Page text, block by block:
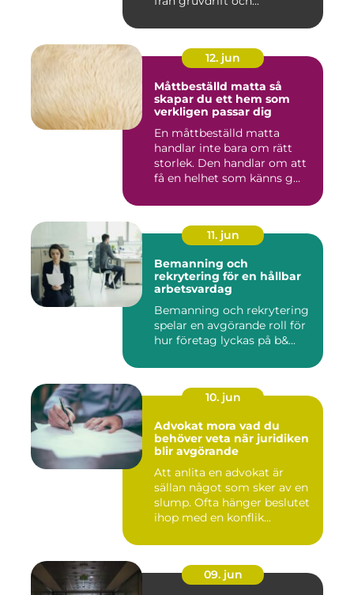
12. jun
Måttbeställd matta så
skapar du ett hem som
verkligen passar dig
En måttbeställd matta
handlar inte bara om rätt
storlek. Den handlar om att
få en helhet som känns g...
11. jun
Bemanning och
rekrytering för en hållbar
arbetsvardag
Bemanning och rekrytering
spelar en avgörande roll för
hur företag lyckas på b&...
10. jun
Advokat mora vad du
behöver veta när juridiken
blir avgörande
Att anlita en advokat är
sällan något som sker av en
slump. Ofta hänger beslutet
ihop med en konflik...
09. jun